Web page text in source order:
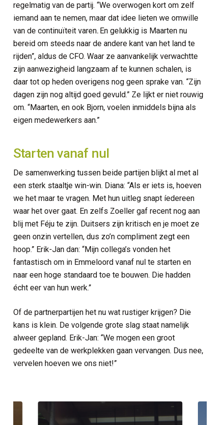
regelmatig van de partij. “We overwogen kort om zelf
iemand aan te nemen, maar dat idee lieten we omwille
van de continuïteit varen. En gelukkig is Maarten nu
bereid om steeds naar de andere kant van het land te
rijden”, aldus de CFO. Waar ze aanvankelijk verwachtte
zijn aanwezigheid langzaam af te kunnen schalen, is
daar tot op heden overigens nog geen sprake van. “Zijn
dagen zijn nog altijd goed gevuld.” Ze lijkt er niet rouwig
om. “Maarten, en ook Bjorn, voelen inmiddels bijna als
eigen medewerkers aan.”
Starten vanaf nul
De samenwerking tussen beide partijen blijkt al met al
een sterk staaltje win-win. Diana: “Als er iets is, hoeven
we het maar te vragen. Met hun uitleg snapt íedereen
waar het over gaat. En zelfs Zoeller gaf recent nog aan
blij met Féju te zijn. Duitsers zijn kritisch en je moet ze
geen onzin vertellen, dus zo’n compliment zegt een
hoop.” Erik-Jan dan: “Mijn collega’s vonden het
fantastisch om in Emmeloord vanaf nul te starten en
naar een hoge standaard toe te bouwen. Die hadden
écht eer van hun werk.”
Of de partnerpartijen het nu wat rustiger krijgen? Die
kans is klein. De volgende grote slag staat namelijk
alweer gepland. Erik-Jan: “We mogen een groot
gedeelte van de werkplekken gaan vervangen. Dus nee,
vervelen hoeven we ons niet!”